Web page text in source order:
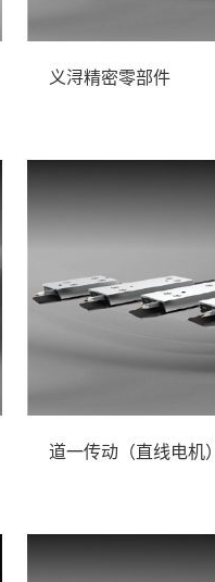
义浔精密零部件
道一传动（直线电机）